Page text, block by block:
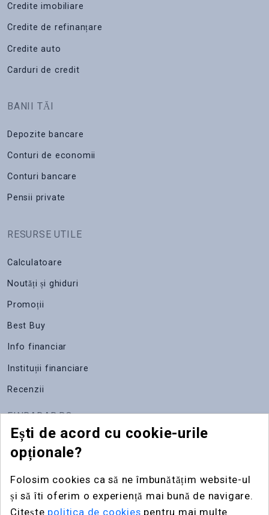
Credite imobiliare
Credite de refinanțare
Credite auto
Carduri de credit
BANII TĂI
Depozite bancare
Conturi de economii
Conturi bancare
Pensii private
RESURSE UTILE
Calculatoare
Noutăți și ghiduri
Promoții
Best Buy
Info financiar
Instituții financiare
Recenzii
FINRADAR.RO
Despre noi
Contact
Publicitate
Ești de acord cu cookie-urile
opționale?
Folosim cookies ca să ne îmbunătățim website-ul
și să îti oferim o experiență mai bună de navigare.
Citește politica de cookies pentru mai multe